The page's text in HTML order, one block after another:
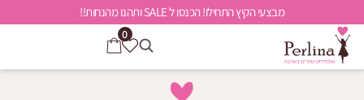
מבצעי הקיץ התחילו! הכנסו ל SALE ותהנו מהנחות!!
0